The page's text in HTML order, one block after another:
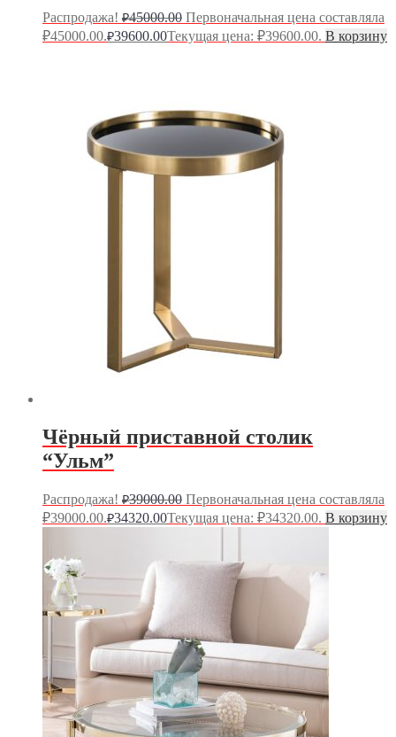
Распродажа! ₽45000.00 Первоначальная цена составляла
₽45000.00.₽39600.00Текущая цена: ₽39600.00. В корзину
Чёрный приставной столик
“Ульм”
Распродажа! ₽39000.00 Первоначальная цена составляла
₽39000.00.₽34320.00Текущая цена: ₽34320.00. В корзину